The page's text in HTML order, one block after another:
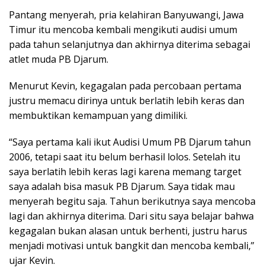
Pantang menyerah, pria kelahiran Banyuwangi, Jawa
Timur itu mencoba kembali mengikuti audisi umum
pada tahun selanjutnya dan akhirnya diterima sebagai
atlet muda PB Djarum.
Menurut Kevin, kegagalan pada percobaan pertama
justru memacu dirinya untuk berlatih lebih keras dan
membuktikan kemampuan yang dimiliki.
“Saya pertama kali ikut Audisi Umum PB Djarum tahun
2006, tetapi saat itu belum berhasil lolos. Setelah itu
saya berlatih lebih keras lagi karena memang target
saya adalah bisa masuk PB Djarum. Saya tidak mau
menyerah begitu saja. Tahun berikutnya saya mencoba
lagi dan akhirnya diterima. Dari situ saya belajar bahwa
kegagalan bukan alasan untuk berhenti, justru harus
menjadi motivasi untuk bangkit dan mencoba kembali,”
ujar Kevin.